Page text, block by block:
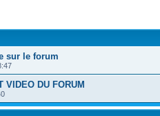
sur le forum
VIDEO DU FORUM